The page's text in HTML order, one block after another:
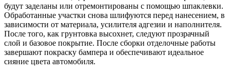
будут заделаны или отремонтированы с помощью шпаклевки.
Обработанные участки снова шлифуются перед нанесением, в
зависимости от материала, усилителя адгезии и наполнителя.
После того, как грунтовка высохнет, следуют прозрачный
слой и базовое покрытие. После сборки отделочные работы
завершают покраску бампера и обеспечивают идеальное
сияние цвета автомобиля.